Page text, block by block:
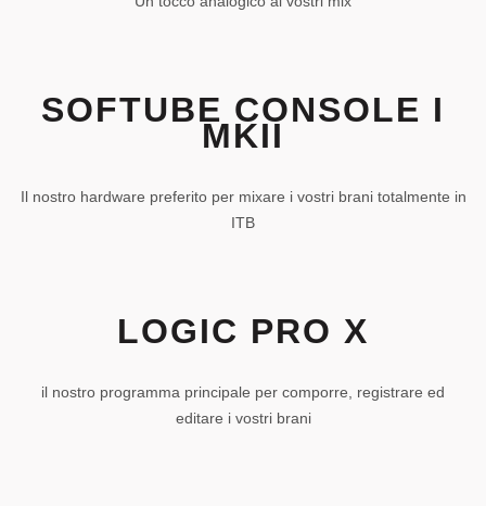
SOFTUBE CONSOLE I
MKII
Il nostro hardware preferito per mixare i vostri brani totalmente in
ITB
LOGIC PRO X
il nostro programma principale per comporre, registrare ed
editare i vostri brani